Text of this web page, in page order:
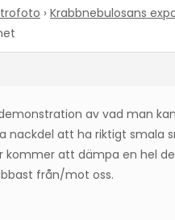
› Krabbnebulosans
av vad man
nackdel att ha riktigt smala
kommer att dämpa en hel
från/mot oss.